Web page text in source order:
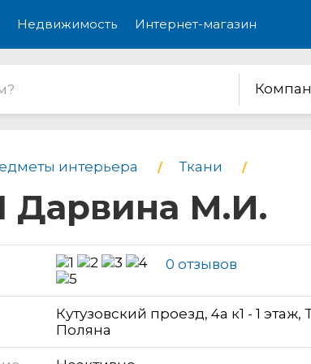
Недвижимость Интернет-магазин
интерьера Ткани
Дарвина М.И.
0 отзывов
Кутузовский проезд, 4а к1 - 1 этаж,
Поляна